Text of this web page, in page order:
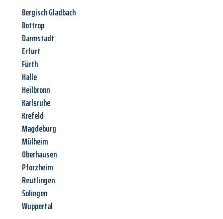
Bergisch Gladbach
Bottrop
Darmstadt
Erfurt
Fürth
Halle
Heilbronn
Karlsruhe
Krefeld
Magdeburg
Mülheim
Oberhausen
Pforzheim
Reutlingen
Solingen
Wuppertal